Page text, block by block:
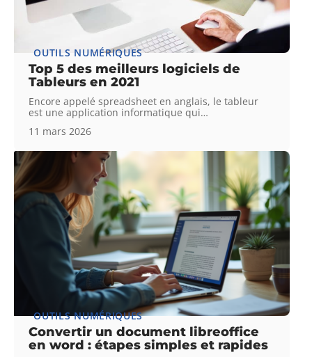
OUTILS NUMÉRIQUES
Top 5 des meilleurs logiciels de
Tableurs en 2021
Encore appelé spreadsheet en anglais, le tableur
est une application informatique qui…
11 mars 2026
OUTILS NUMÉRIQUES
Convertir un document libreoffice
en word : étapes simples et rapides